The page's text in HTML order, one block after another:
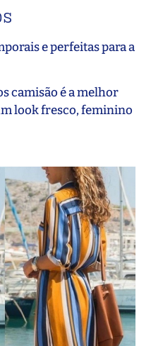
e perfeitas para a
camisão é a melhor
look fresco, feminino